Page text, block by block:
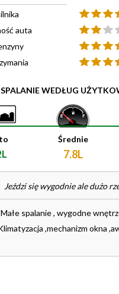
auta
SPALANIE WEDŁUG
Średnie
7.8L
Jeździ się wygodnie ale dużo
Małe spalanie , wygodne
,mechanizm okna